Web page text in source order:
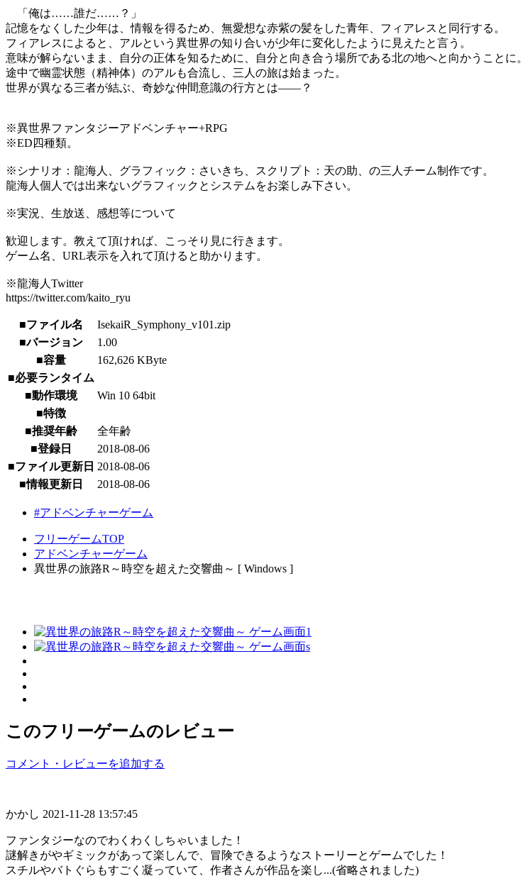
「俺は……誰だ……？」
記憶をなくした少年は、情報を得るため、無愛想な赤紫の髪をした青年、フィアレスと同行する。
フィアレスによると、アルという異世界の知り合いが少年に変化したように見えたと言う。
意味が解らないまま、自分の正体を知るために、自分と向き合う場所である北の地へと向かうことに。
途中で幽霊状態（精神体）のアルも合流し、三人の旅は始まった。
世界が異なる三者が結ぶ、奇妙な仲間意識の行方とは――？
※異世界ファンタジーアドベンチャー+RPG
※ED四種類。
※シナリオ：龍海人、グラフィック：さいきち、スクリプト：天の助、の三人チーム制作です。
龍海人個人では出来ないグラフィックとシステムをお楽しみ下さい。
※実況、生放送、感想等について
歓迎します。教えて頂ければ、こっそり見に行きます。
ゲーム名、URL表示を入れて頂けると助かります。
※龍海人Twitter
https://twitter.com/kaito_ryu
■ファイル名
IsekaiR_Symphony_v101.zip
■バージョン
1.00
■容量
162,626 KByte
■必要ランタイム
■動作環境
Win 10 64bit
■特徴
■推奨年齢
全年齢
■登録日
2018-08-06
■ファイル更新日 2018-08-06
■情報更新日
2018-08-06
#アドベンチャーゲーム
フリーゲームTOP
アドベンチャーゲーム
異世界の旅路R～時空を超えた交響曲～ [ Windows ]
このフリーゲームのレビュー
コメント・レビューを追加する
かかし 2021-11-28 13:57:45
ファンタジーなのでわくわくしちゃいました！
謎解きがやギミックがあって楽しんで、冒険できるようなストーリーとゲームでした！
スチルやバトぐらもすごく凝っていて、作者さんが作品を楽し...(省略されました)